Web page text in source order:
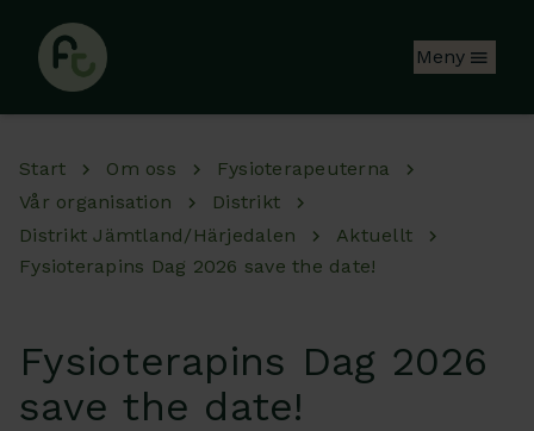
Meny
Start Om oss
Fysioterapeuterna
Vår organisation
Distrikt
Distrikt Jämtland/Härjedalen
Aktuellt
Fysioterapins Dag 2026 save the date!
Fysioterapins Dag 2026
save the date!